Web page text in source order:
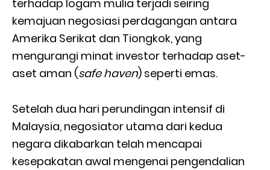
terhadap logam mulia terjadi seiring
kemajuan negosiasi perdagangan antara
Amerika Serikat dan Tiongkok, yang
mengurangi minat investor terhadap aset-
aset aman (safe haven) seperti emas.
Setelah dua hari perundingan intensif di
Malaysia, negosiator utama dari kedua
negara dikabarkan telah mencapai
kesepakatan awal mengenai pengendalian